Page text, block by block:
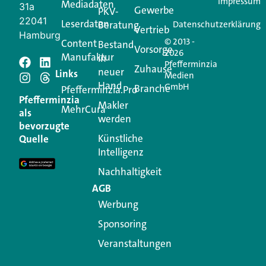
Schreiben Sie einen
Kommentar
Ihre E-Mail-Adresse wird nicht veröffentlicht.
Erforderliche Felder sind mit
Kommentar
31a
22041
Hamburg
Pfefferminzia
als
bevorzugte
Quelle
Mediadaten
Leserdaten
Content
Manufaktur
Links
Pfefferminzia.Pro
MehrCura
PKV-
Beratung
Bestand
in
neuer
Hand
Makler
werden
Künstliche
Intelligenz
Nachhaltigkeit
AGB
Werbung
Sponsoring
Veranstaltungen
Gewerbe
Vertrieb
Vorsorge
Zuhause
Branche
© 2013 -
2026
Pfefferminzia
Medien
GmbH
Datenschutzerklärung